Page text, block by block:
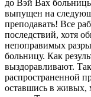
до Вэй Вах
выпущен на
преподавать! Все
последствий, хотя
непоправимых
больницу. Как
выздоравливают.
распространенной
оставшись в живых,